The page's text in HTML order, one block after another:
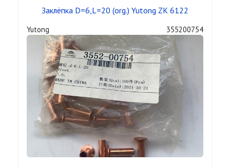
Заклёпка D=6,L=20 (org.) Yutong ZK 6122
Yutong 355200754